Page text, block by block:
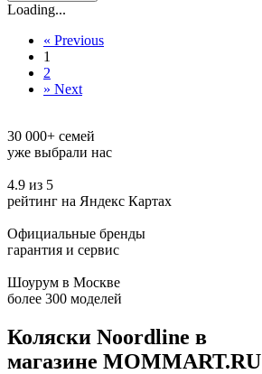
Loading...
« Previous
1
2
» Next
30 000+ семей
уже выбрали нас
4.9 из 5
рейтинг на Яндекс Картах
Официальные бренды
гарантия и сервис
Шоурум в Москве
более 300 моделей
Коляски Noordline в
магазине MOMMART.RU